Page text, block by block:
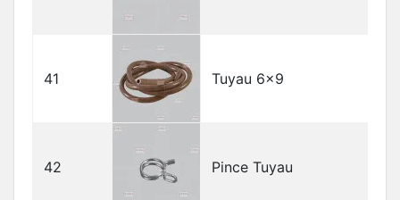
41 Tuyau 6x9
42 Pince Tuyau